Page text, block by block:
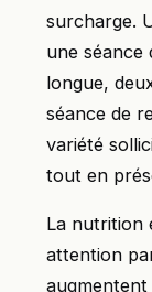
surcharge.
une
longue,
séance de
variété
tout en
La nutrition
attention